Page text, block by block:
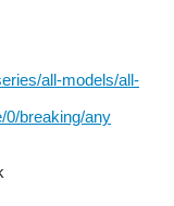
all-models/all-
0/breaking/any